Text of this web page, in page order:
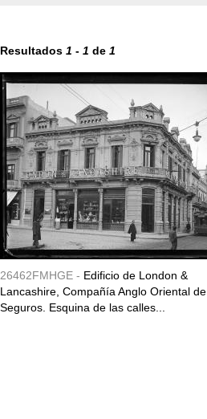
Resultados 1 - 1 de 1
26462FMHGE - Edificio de London &
Lancashire, Compañía Anglo Oriental de
Seguros. Esquina de las calles...